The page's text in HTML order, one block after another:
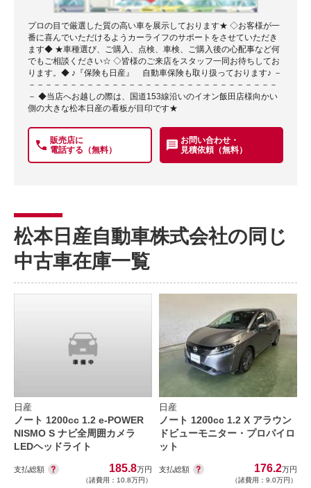
プロの目で厳選した質の高い車を展示しております★ ◇お客様が一
番に喜んでいただけるようカーライフのサポートをさせていただき
ます◆ ★車種選び、ご購入、点検、車検、ご購入後の心配事など何
でもご相談ください☆ ◇皆様のご来店をスタッフ一同お待ちしてお
ります。◆ ♪『保険も日産』 自動車保険も取り扱っております♪ －
－－－－－－－－－－－－－－－－－－－－－－－－－－－－－－
－ ◆当店へお越しの際は、国道153線沿いのイオン飯田店様向かい
側の大きな松本日産の看板が目印です★
販売店に
電話する（無料）
お問い合わせ・
見積依頼（無料）
松本日産自動車株式会社の同じ
中古車在庫一覧
日産
ノート 1200cc 1.2 e-POWER
NISMO S ナビ全周囲カメラ
LEDヘッドライト
支払総額 185.8万円
（諸費用：10.8万円）
日産
ノート 1200cc 1.2 X アラウン
ドビューモニター・プロパイロ
ット
支払総額 176.2万円
（諸費用：9.0万円）